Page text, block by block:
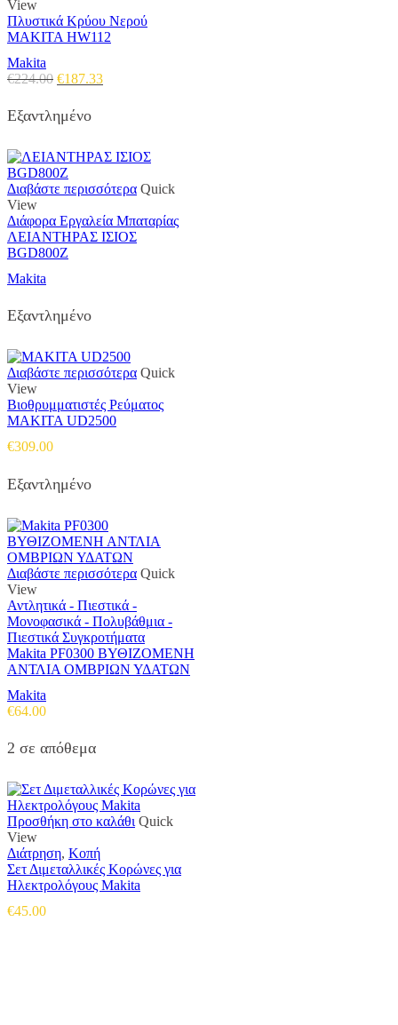
View
Πλυστικά Κρύου Νερού
MAKITA HW112
Makita
€224.00 Original
was:
€224.00.
€187.33Η
Εξαντλημένο
Διαβάστε περισσότερα Quick
View
Διάφορα Εργαλεία Μπαταρίας
ΛΕΙΑΝΤΗΡΑΣ ΙΣΙΟΣ
BGD800Z
Makita
Εξαντλημένο
Διαβάστε περισσότερα Quick
View
Βιοθρυμματιστές Ρεύματος
MAKITA UD2500
€309.00
Εξαντλημένο
Διαβάστε περισσότερα Quick
View
Αντλητικά - Πιεστικά -
Μονοφασικά - Πολυβάθμια -
Πιεστικά Συγκροτήματα
Makita PF0300 ΒΥΘΙΖΟΜΕΝΗ
ΑΝΤΛΙΑ ΟΜΒΡΙΩΝ ΥΔΑΤΩΝ
Makita
€64.00
2 σε απόθεμα
Προσθήκη στο καλάθι Quick
View
Διάτρηση, Κοπή
Σετ Διμεταλλικές Κορώνες για
Ηλεκτρολόγους Makita
€45.00